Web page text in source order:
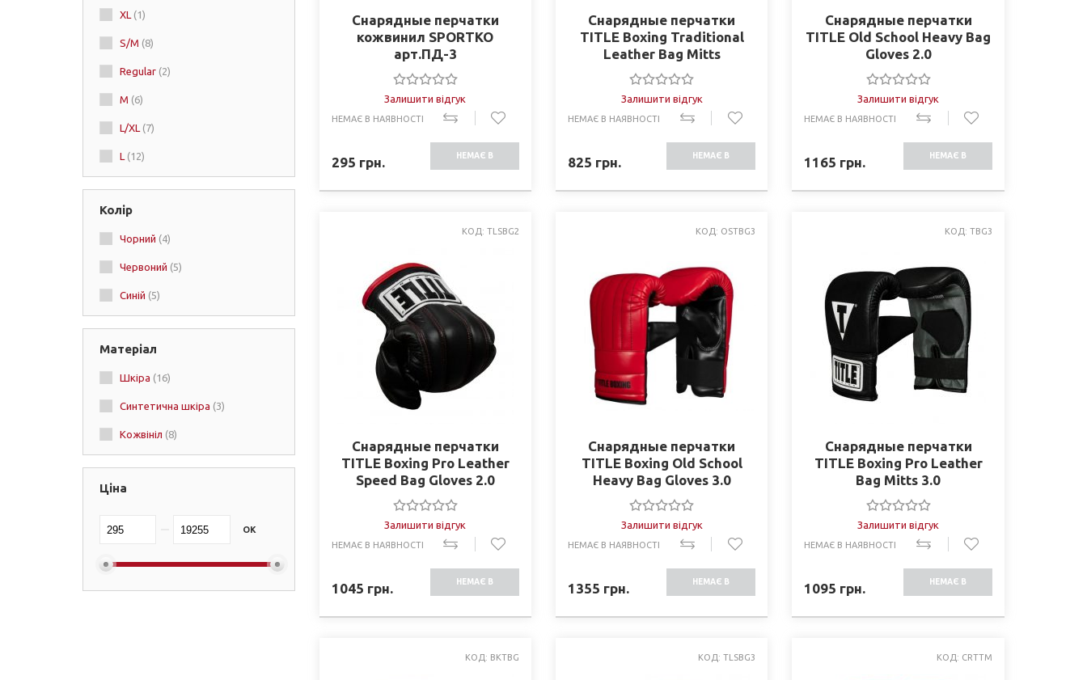
Adidas
Ringside
Everlast(+1)
RDX
Top King
Boxing
Fighting(+1)
Dozen
Boxer(+1)
Cleto Reyes(+2)
XL (1)
S/M (8)
Regular (2)
M (6)
L/XL (7)
L (12)
Колір
Чорний (4)
Червоний (5)
Синій (5)
Матеріал
Шкіра (16)
Синтетична шкіра (3)
Кожвініл (8)
Ціна
OK
Снарядные перчатки
кожвинил SPORTKO
арт.ПД-3
Залишити відгук
НЕМАЄ В НАЯВНОСТІ
295 грн. НЕМАЄ В
Снарядные перчатки
TITLE Boxing Traditional
Leather Bag Mitts
Залишити відгук
НЕМАЄ В НАЯВНОСТІ
825 грн. НЕМАЄ В
Снарядные перчатки
TITLE Old School Heavy Bag
Gloves 2.0
Залишити відгук
НЕМАЄ В НАЯВНОСТІ
1165 грн. НЕМАЄ В
КОД: TLSBG2
Снарядные перчатки
TITLE Boxing Pro Leather
Speed Bag Gloves 2.0
Залишити відгук
НЕМАЄ В НАЯВНОСТІ
1045 грн. НЕМАЄ В
КОД: OSTBG3
Снарядные перчатки
TITLE Boxing Old School
Heavy Bag Gloves 3.0
Залишити відгук
НЕМАЄ В НАЯВНОСТІ
1355 грн. НЕМАЄ В
КОД: TBG3
Снарядные перчатки
TITLE Boxing Pro Leather
Bag Mitts 3.0
Залишити відгук
НЕМАЄ В НАЯВНОСТІ
1095 грн. НЕМАЄ В
КОД: BKTBG КОД: TLSBG3 КОД: CRTTM